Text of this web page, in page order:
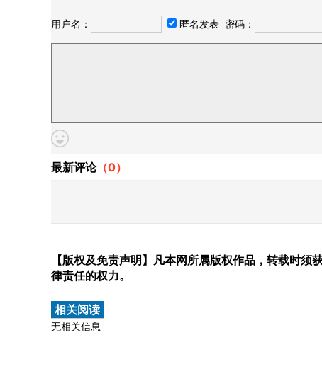
用户名： 匿名发表 密码：
最新评论（0）
【版权及免责声明】凡本网所属版权作品，转载时
律责任的权力。
相关阅读
无相关信息